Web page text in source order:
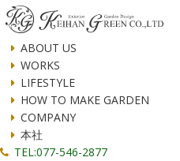
ABOUT US
WORKS
LIFESTYLE
HOW TO MAKE GARDEN
COMPANY
本社
TEL:077-546-2877